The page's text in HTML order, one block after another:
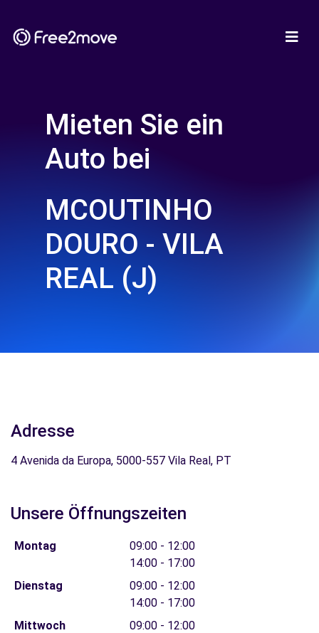
Mieten Sie ein
Auto bei
MCOUTINHO
DOURO - VILA
REAL (J)
Adresse
4 Avenida da Europa, 5000-557 Vila Real, PT
Unsere Öffnungszeiten
Montag
09:00 - 12:00
14:00 - 17:00
Dienstag
09:00 - 12:00
14:00 - 17:00
Mittwoch
09:00 - 12:00